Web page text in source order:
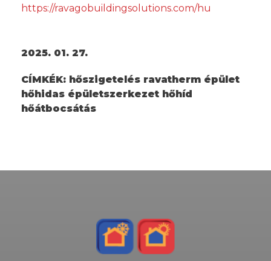
https://ravagobuildingsolutions.com/hu
2025. 01. 27.
CÍMKÉK: hőszigetelés ravatherm épület
hőhidas épületszerkezet hőhíd
hőátbocsátás